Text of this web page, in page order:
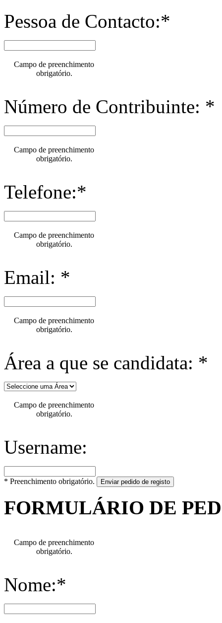
Pessoa de Contacto:*
Campo de preenchimento
obrigatório.
Número de Contribuinte: *
Campo de preenchimento
obrigatório.
Telefone:*
Campo de preenchimento
obrigatório.
Email: *
Campo de preenchimento
obrigatório.
Área a que se candidata: *
Campo de preenchimento
obrigatório.
Username:
* Preenchimento obrigatório. Enviar pedido de registo
FORMULÁRIO DE
Campo de preenchimento
obrigatório.
Nome:*